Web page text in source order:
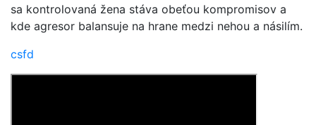
sa kontrolovaná žena stáva obeťou kompromisov a
kde agresor balansuje na hrane medzi nehou a násilím.
csfd